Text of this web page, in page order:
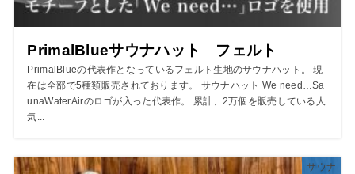
PrimalBlueサウナハット フェルト
PrimalBlueの代表作となっているフェルト生地のサウナハット。 現
在は全部で5種類販売されております。 サウナハット We need…Sa
unaWaterAirのロゴが入った代表作。 累計、2万個を販売している人
気...
サウナ